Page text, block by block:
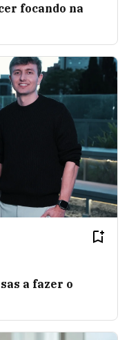
focando na
a fazer o